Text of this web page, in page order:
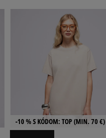
-10 % S KÓDOM: TOP (MIN. 70 €)